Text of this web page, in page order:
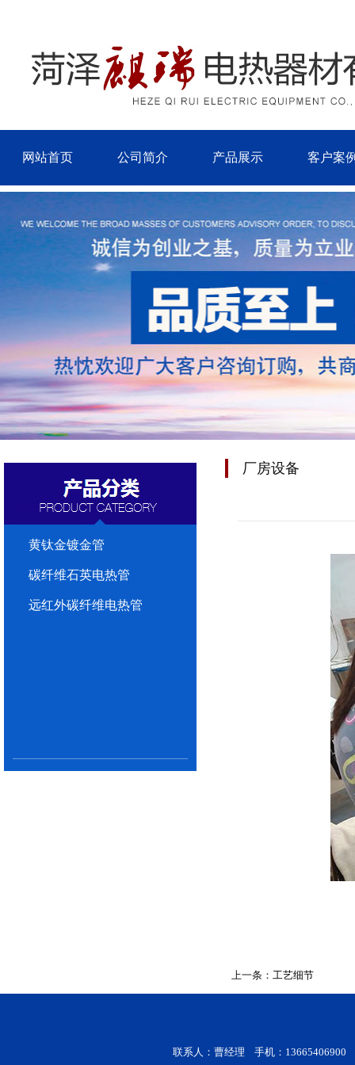
网站首页 公司简介 产品展示 客户案
黄钛金镀金管
碳纤维石英电热管
远红外碳纤维电热管
厂房设备
上一条：工艺细节
联系人：曹经理 手机：13665406900